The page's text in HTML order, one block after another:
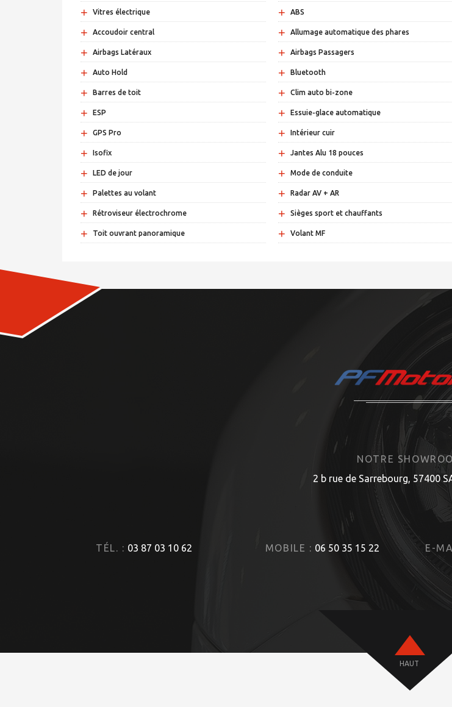
+ Vitres électrique + ABS
+ Accoudoir central + Allumage automatique des phares
+ Airbags Latéraux + Airbags Passagers
+ Auto Hold + Bluetooth
+ Barres de toit + Clim auto bi-zone
+ ESP + Essuie-glace automatique
+ GPS Pro + Intérieur cuir
+ Isofix + Jantes Alu 18 pouces
+ LED de jour + Mode de conduite
+ Palettes au volant + Radar AV + AR
+ Rétroviseur électrochrome + Sièges sport et chauffants
+ Toit ouvrant panoramique + Volant MF
NOTRE
2 b rue de Sarrebourg, 57400
TÉL. : 03 87 03 10 62 MOBILE : 06 50 35 15 22 E-
HAUT